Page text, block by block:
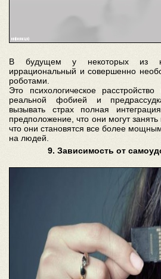
В будущем у некоторых из
иррациональный и совершенно
роботами.
Это психологическое
реальной фобией и
вызывать страх полная
предположение, что они могут
что они становятся все более
на людей.
9. Зависимость от